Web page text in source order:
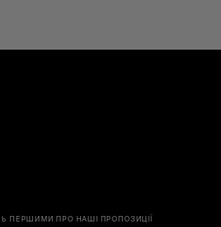
ПЕРШИМИ ПРО НАШІ ПРОПОЗИЦІЇ